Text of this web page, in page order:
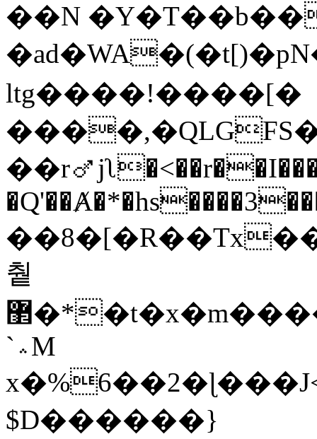
��N
ltg����!����[�
췉
޲�*�t�x�m����,�7�mspl9���[�l��-
`؞M
$D������}